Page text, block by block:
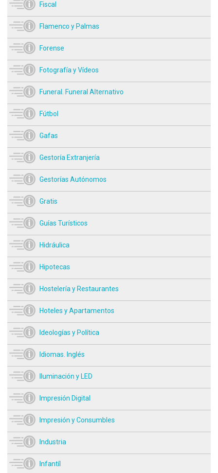
Fiscal
Flamenco y Palmas
Forense
Fotografía y Vídeos
Funeral. Funeral Alternativo
Fútbol
Gafas
Gestoría Extranjería
Gestorías Autónomos
Gratis
Guías Turísticos
Hidráulica
Hipotecas
Hostelería y Restaurantes
Hoteles y Apartamentos
Ideologías y Política
Idiomas. Inglés
Iluminación y LED
Impresión Digital
Impresión y Consumbles
Industria
Infantíl